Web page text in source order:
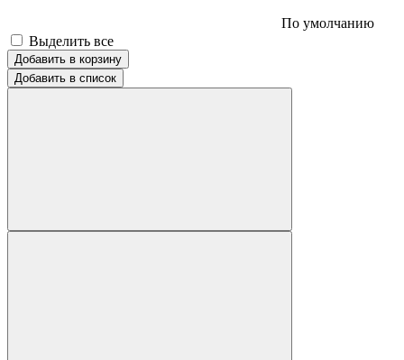
По умолчанию
Выделить все
Добавить в корзину
Добавить в список